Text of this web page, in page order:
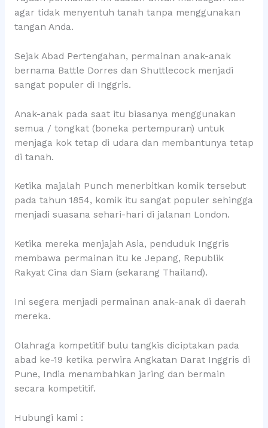
agar tidak menyentuh tanah tanpa menggunakan
tangan Anda.
Sejak Abad Pertengahan, permainan anak-anak
bernama Battle Dorres dan Shuttlecock menjadi
sangat populer di Inggris.
Anak-anak pada saat itu biasanya menggunakan
semua / tongkat (boneka pertempuran) untuk
menjaga kok tetap di udara dan membantunya tetap
di tanah.
Ketika majalah Punch menerbitkan komik tersebut
pada tahun 1854, komik itu sangat populer sehingga
menjadi suasana sehari-hari di jalanan London.
Ketika mereka menjajah Asia, penduduk Inggris
membawa permainan itu ke Jepang, Republik
Rakyat Cina dan Siam (sekarang Thailand).
Ini segera menjadi permainan anak-anak di daerah
mereka.
Olahraga kompetitif bulu tangkis diciptakan pada
abad ke-19 ketika perwira Angkatan Darat Inggris di
Pune, India menambahkan jaring dan bermain
secara kompetitif.
Hubungi kami :